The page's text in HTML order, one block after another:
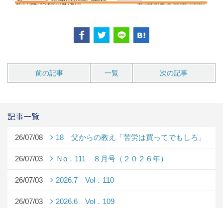
前の記事 一覧 次の記事
記事一覧
26/07/08 18 父からの教え「苦労は買ってでもしろ」
26/07/03 Ｎo．111 ８月号（２０２６年）
26/07/03 2026.7 Vol．110
26/07/03 2026.6 Vol．109